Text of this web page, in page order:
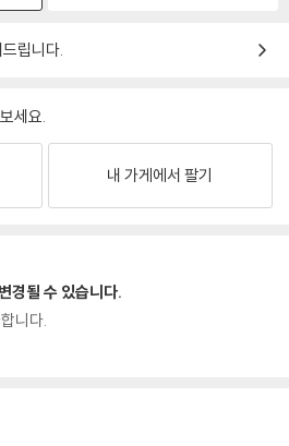
립니다.
세요.
내 가게에서 팔기
경될 수 있습니다.
니다.